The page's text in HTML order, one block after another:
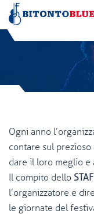
Ogni anno
contare sul
dare il loro meglio e
Il compito dello
l’organizzatore e
le giornate del